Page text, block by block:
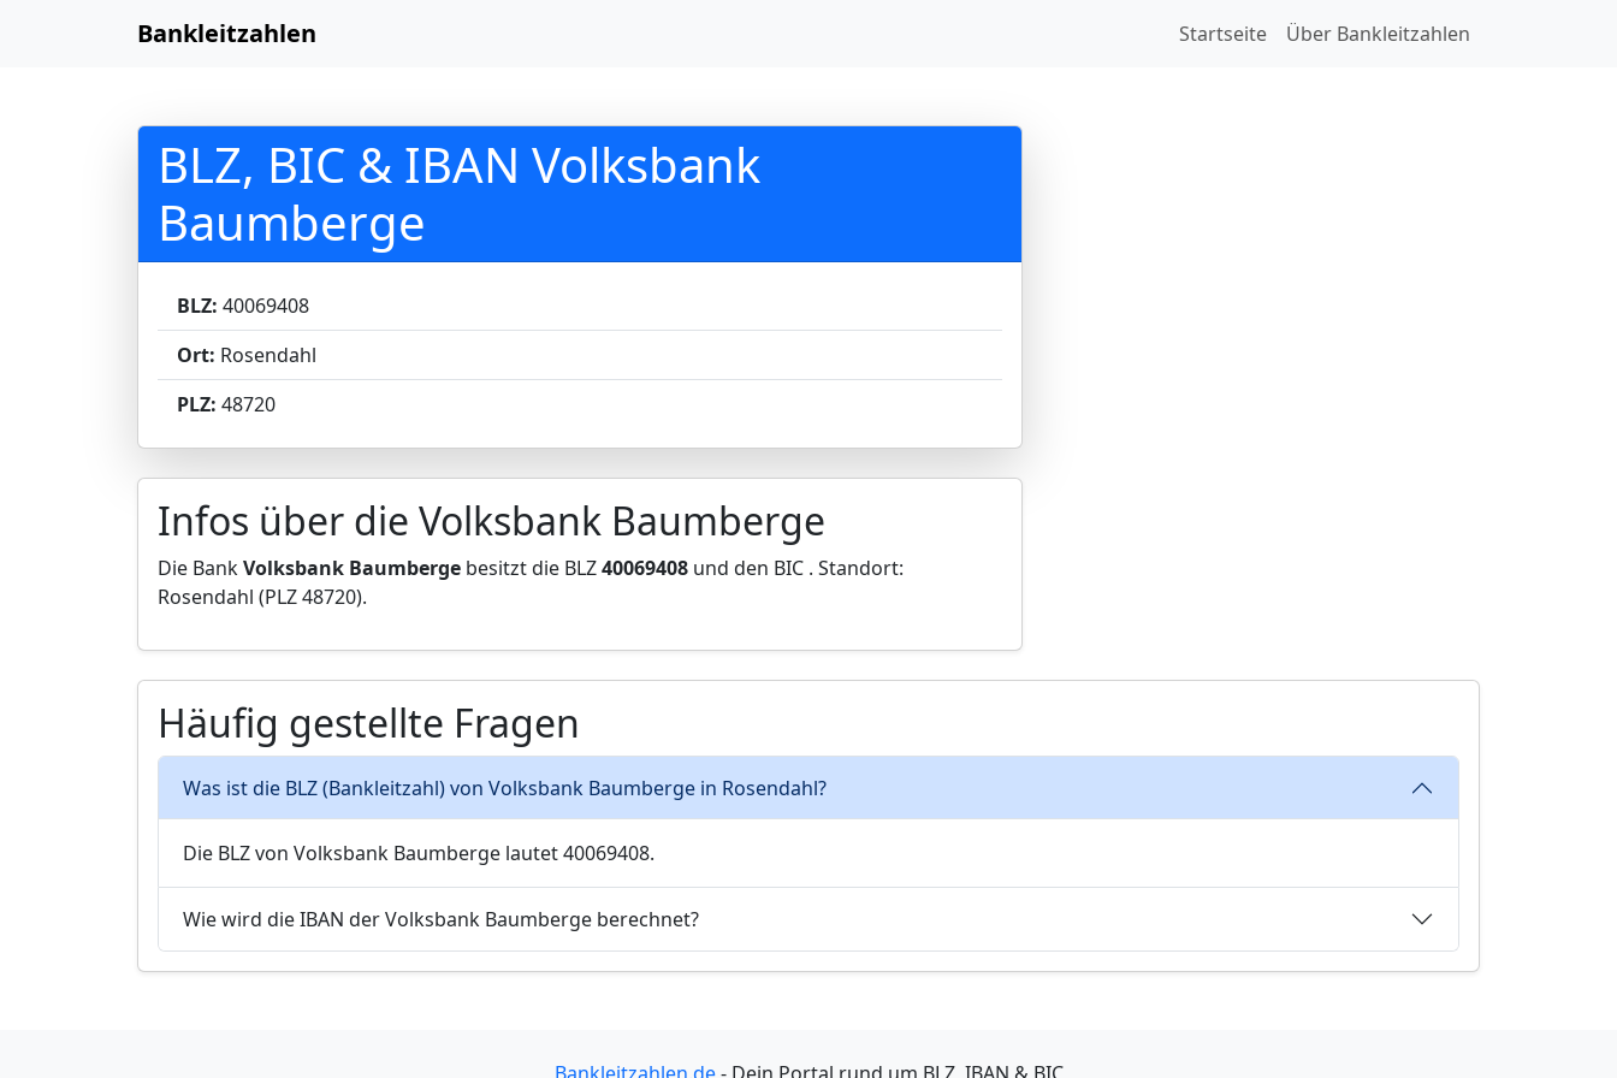
Bankleitzahlen Startseite Über Bankleitzahlen
BLZ, BIC & IBAN Volksbank
Baumberge
BLZ: 40069408
Ort: Rosendahl
PLZ: 48720
Infos über die Volksbank Baumberge
Die BankVolksbank Baumberge besitzt die BLZ40069408 und den BIC . Standort:
Rosendahl (PLZ 48720).
Häufig gestellte Fragen
Was ist die BLZ (Bankleitzahl) von Volksbank Baumberge in Rosendahl?
Die BLZ von Volksbank Baumberge lautet 40069408.
Wie wird die IBAN der Volksbank Baumberge berechnet?